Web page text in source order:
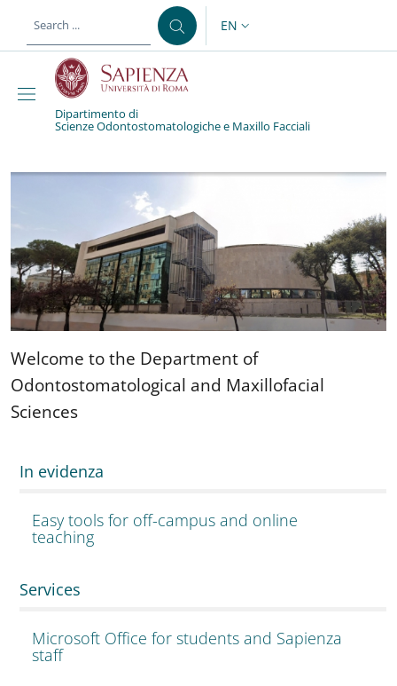
LANGUAGE SWITCHER:
EN
Dipartimento di
Scienze Odontostomatologiche e Maxillo Facciali
Dipartimento di
Welcome to the
Welcome to the Department of
Odontostomatological and Maxillofacial
Sciences
In evidenza
Easy tools for off-campus and online
teaching
Services
Microsoft Office for students and Sapienza
staff